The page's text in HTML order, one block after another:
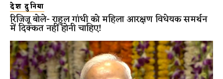
देश दुनिया
रिजिजू बोले- राहुल गांधी को महिला आरक्षण विधेयक समर्थन
में दिक्कत नहीं होनी चाहिए!